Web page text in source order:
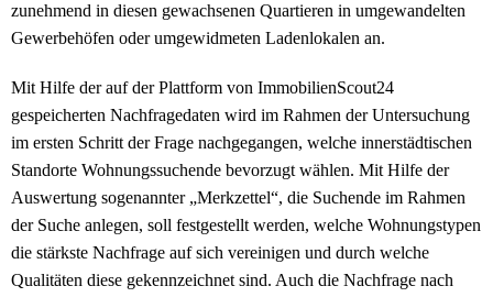
zunehmend in diesen gewachsenen Quartieren in umgewandelten
Gewerbehöfen oder umgewidmeten Ladenlokalen an.
Mit Hilfe der auf der Plattform von ImmobilienScout24
gespeicherten Nachfragedaten wird im Rahmen der Untersuchung
im ersten Schritt der Frage nachgegangen, welche innerstädtischen
Standorte Wohnungssuchende bevorzugt wählen. Mit Hilfe der
Auswertung sogenannter „Merkzettel“, die Suchende im Rahmen
der Suche anlegen, soll festgestellt werden, welche Wohnungstypen
die stärkste Nachfrage auf sich vereinigen und durch welche
Qualitäten diese gekennzeichnet sind. Auch die Nachfrage nach